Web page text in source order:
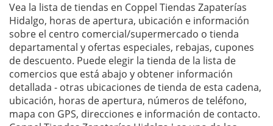
Vea la lista de tiendas en Coppel Tiendas Zapaterías
Hidalgo, horas de apertura, ubicación e información
sobre el centro comercial/supermercado o tienda
departamental y ofertas especiales, rebajas, cupones
de descuento. Puede elegir la tienda de la lista de
comercios que está abajo y obtener información
detallada - otras ubicaciones de tienda de esta cadena,
ubicación, horas de apertura, números de teléfono,
mapa con GPS, direcciones e información de contacto.